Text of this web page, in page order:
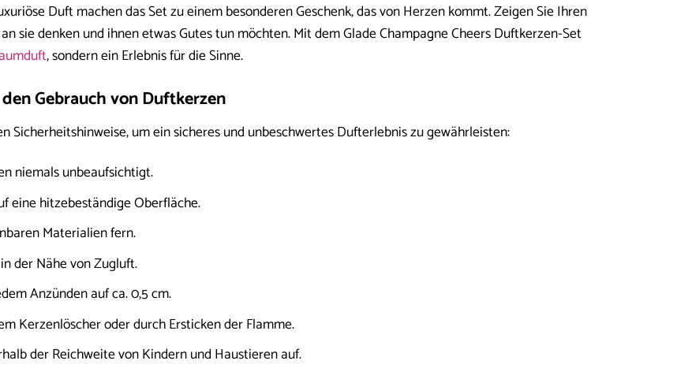
Duft machen das Set zu einem besonderen Geschenk, das von Herzen kommt. Zeigen Sie Ihren
sie denken und ihnen etwas Gutes tun möchten. Mit dem Glade Champagne Cheers Duftkerzen-Set
, sondern ein Erlebnis für die Sinne.
Gebrauch von Duftkerzen
Sicherheitshinweise, um ein sicheres und unbeschwertes Dufterlebnis zu gewährleisten:
niemals unbeaufsichtigt.
eine hitzebeständige Oberfläche.
Materialien fern.
der Nähe von Zugluft.
Anzünden auf ca. 0,5 cm.
Kerzenlöscher oder durch Ersticken der Flamme.
der Reichweite von Kindern und Haustieren auf.